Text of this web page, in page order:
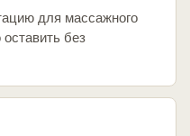
для массажного
без